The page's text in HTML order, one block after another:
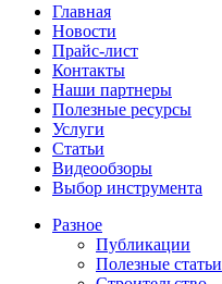
Главная
Новости
Прайс-лист
Контакты
Наши партнеры
Полезные ресурсы
Услуги
Статьи
Видеообзоры
Выбор инструмента
Разное
Публикации
Полезные статьи